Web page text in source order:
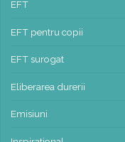
EFT
EFT pentru copii
EFT surogat
Eliberarea durerii
Emisiuni